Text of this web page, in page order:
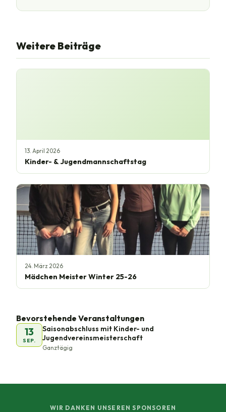
Weitere Beiträge
13. April 2026
Kinder- & Jugendmannschaftstag
24. März 2026
Mädchen Meister Winter 25-26
Bevorstehende Veranstaltungen
13
SEP.
Saisonabschluss mit Kinder- und
Jugendvereinsmeisterschaft
Ganztägig
WIR DANKEN UNSEREN SPONSOREN